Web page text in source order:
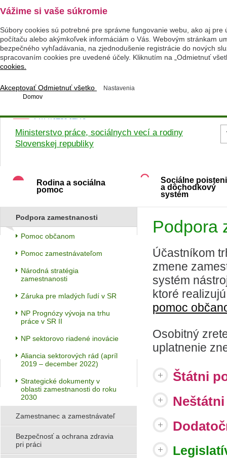
Vážime si vaše súkromie
Súbory cookies sú potrebné pre správne fungovanie webu, ako aj
počítaču alebo akýmkoľvek informáciám o Vás. Webovým stránkam
bezpečného vyhľadávania, na zjednodušenie registrácie do nových
spracovaním cookies pre uvedené účely. Kliknutím na „Odmietnuť
cookies.
AkceptovaťOdmietnuť všetko
Nastavenia
Domov
Ministerstvo práce, sociálnych vecí a rodiny
Slovenskej republiky
Rodina a sociálna
pomoc
Sociálne
a dôchodkový
systém
Podpora
Účastníkom
zmene
systém
ktoré
pomoc
Osobitný
uplatnenie
Štátni
Podpora zamestnanosti
Pomoc občanom
Pomoc zamestnávateľom
Národná stratégia
zamestnanosti
Záruka pre mladých ľudí v SR
NP Prognózy vývoja na trhu
práce v SR II
NP sektorovo riadené inovácie
Aliancia sektorových rád (apríl
2019 – december 2022)
Strategické dokumenty v
oblasti zamestnanosti do roku
2030
Zamestnanec a zamestnávateľ
Bezpečnosť a ochrana zdravia
pri práci